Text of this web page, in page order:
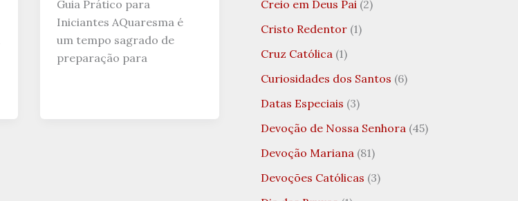
Guia Prático para
Iniciantes AQuaresma é
um tempo sagrado de
preparação para
Creio em Deus Pai (2)
Cristo Redentor (1)
Cruz Católica (1)
Curiosidades dos Santos (6)
Datas Especiais (3)
Devoção de Nossa Senhora (45)
Devoção Mariana (81)
Devoções Católicas (3)